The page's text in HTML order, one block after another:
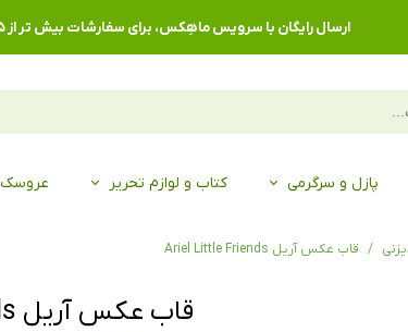
ارسال رایگان با سرویس ماهِکس، برای سفارشات بیش تر از ۲۵ میلیون تومان
پازل و سرگرمی کتاب و لوازم تحریر عروسک
قاب عکس آریل Ariel Little Friends
قاب عکس آریل Ariel Little Friends